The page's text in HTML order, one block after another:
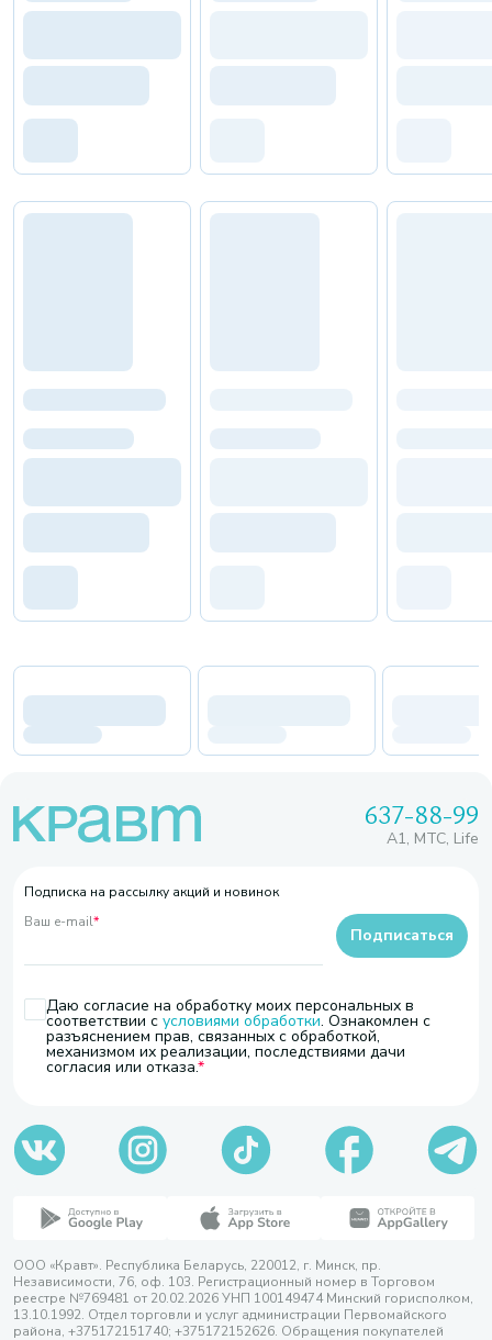
637-88-99
A1, МТС, Life
Подписка на рассылку акций и новинок
Ваш e-mail*
Даю согласие на обработку моих персональных в
соответствии с условиями обработки. Ознакомлен с
разъяснением прав, связанных с обработкой,
механизмом их реализации, последствиями дачи
согласия или отказа.
Подписаться
ООО «Кравт». Республика Беларусь, 220012, г. Минск, пр.
Независимости, 76, оф. 103. Регистрационный номер в Торговом
реестре №769481 от 20.02.2026 УНП 100149474 Минский горисполком,
13.10.1992. Отдел торговли и услуг администрации Первомайского
района, +375172151740; +375172152626. Обращения покупателей